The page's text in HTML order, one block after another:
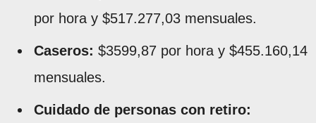
por hora y $517.277,03 mensuales.
Caseros: $3599,87 por hora y $455.160,14
mensuales.
Cuidado de personas con retiro: